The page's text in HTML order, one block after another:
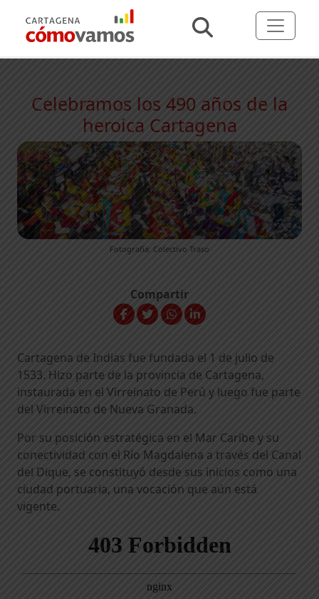
Celebramos los 490 años de la
heroica Cartagena
Fotografía: Colectivo Traso
Compartir
Cartagena de Indias fue fundada el 1 de julio de
1533. Hizo parte de la provincia de Cartagena,
instaurada en el Virreinato de Perú y luego fue parte
del Virreinato de Nueva Granada.
Por su posición estratégica en el Mar Caribe y su
conectividad con el Río Magdalena a través del Canal
del Dique, se constituyó desde sus inicios como una
ciudad portuaria, una vocación que aún está
vigente.